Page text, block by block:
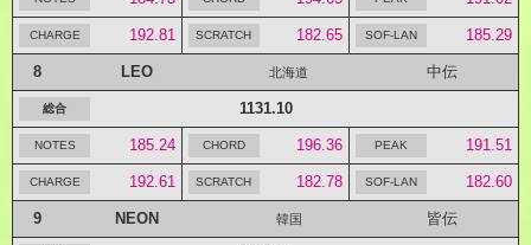
192.81 182.65 185.29
8 LEO 北海道 中伝
1131.10
185.24 196.36 191.51
192.61 182.78 182.60
9 NEON 韓国 皆伝